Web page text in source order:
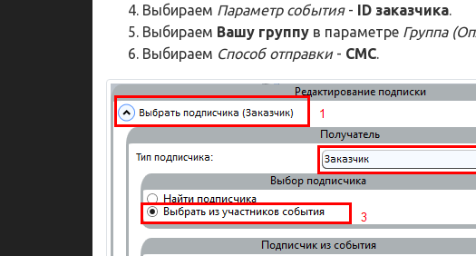
Выбираем Параметр события- ID заказчика
Выбираем Вашу группу в параметре Группа
Выбираем Способ отправки- СМС